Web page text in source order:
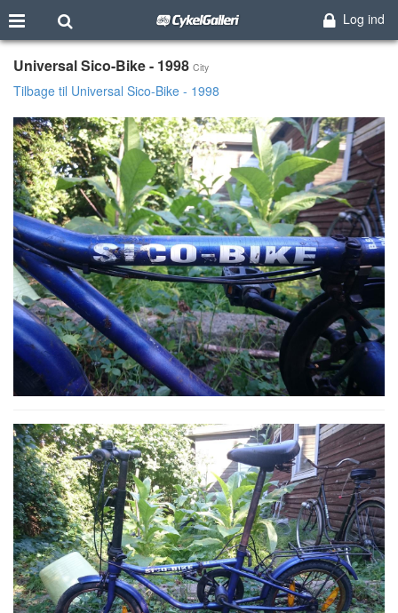
Log ind
Universal Sico-Bike - 1998 City
Tilbage til Universal Sico-Bike - 1998